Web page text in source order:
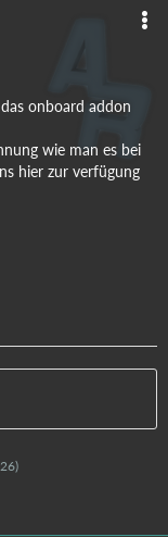
onboard addon
wie man es bei
hier zur verfügung
)